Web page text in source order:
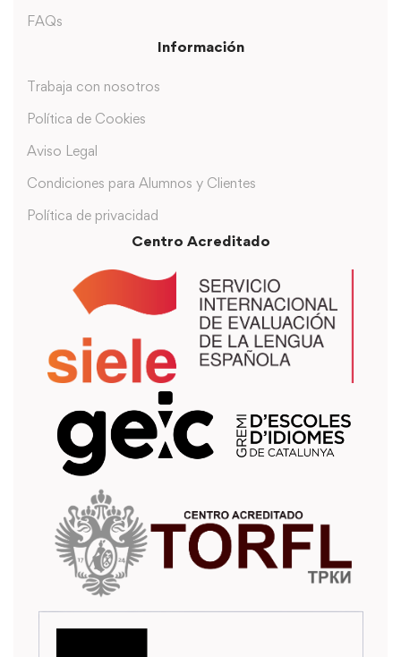
FAQs
Información
Trabaja con nosotros
Política de Cookies
Aviso Legal
Condiciones para Alumnos y Clientes
Política de privacidad
Centro Acreditado